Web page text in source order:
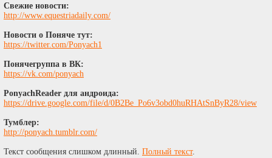
Свежие новости:
http://www.equestriadaily.com/
Новости о Поняче тут:
https://twitter.com/Ponyach1
Понячегруппа в ВК:
https://vk.com/ponyach
PonyachReader для андроида:
https://drive.google.com/file/d/0B2Be_Po6v3obd0huRHAtSnByR28/view
Тумблер:
http://ponyach.tumblr.com/
Текст сообщения слишком длинный. Полный текст.